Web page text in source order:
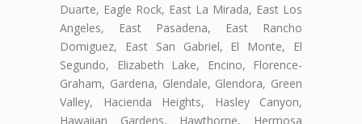
Duarte, Eagle Rock, East La Mirada, East Los
Angeles, East Pasadena, East Rancho
Domiguez, East San Gabriel, El Monte, El
Segundo, Elizabeth Lake, Encino, Florence-
Graham, Gardena, Glendale, Glendora, Green
Valley, Hacienda Heights, Hasley Canyon,
Hawaiian Gardens, Hawthorne, Hermosa